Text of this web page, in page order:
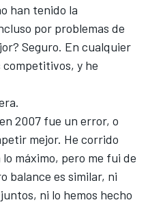
han tenido la
por problemas de
Seguro. En cualquier
y he
2007 fue un error, o
mejor. He corrido
máximo, pero me fui de
balance es similar, ni
ni lo hemos hecho